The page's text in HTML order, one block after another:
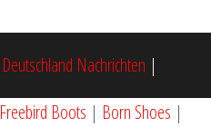
Deutschland Nachrichten |
Freebird Boots | Born Shoes |